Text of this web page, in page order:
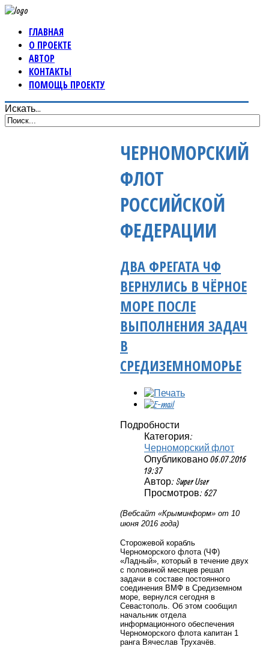
ГЛАВНАЯ
О ПРОЕКТЕ
АВТОР
КОНТАКТЫ
ПОМОЩЬ ПРОЕКТУ
Искать...
ЧЕРНОМОРСКИЙ
ФЛОТ
РОССИЙСКОЙ
ФЕДЕРАЦИИ
ДВА ФРЕГАТА ЧФ
ВЕРНУЛИСЬ В ЧЁРНОЕ
МОРЕ ПОСЛЕ
ВЫПОЛНЕНИЯ ЗАДАЧ
В
СРЕДИЗЕМНОМОРЬЕ
Подробности
Категория:
Черноморский флот
Опубликовано 06.07.2016
19:37
Автор: Super User
Просмотров: 627
(Вебсайт «Крыминформ» от 10
июня 2016 года)
Сторожевой корабль
Черноморского флота (ЧФ)
«Ладный», который в течение двух
с половиной месяцев решал
задачи в составе постоянного
соединения ВМФ в Средиземном
море, вернулся сегодня в
Севастополь. Об этом сообщил
начальник отдела
информационного обеспечения
Черноморского флота капитан 1
ранга Вячеслав Трухачёв.